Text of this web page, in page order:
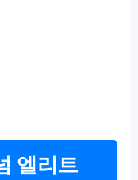
엘리트